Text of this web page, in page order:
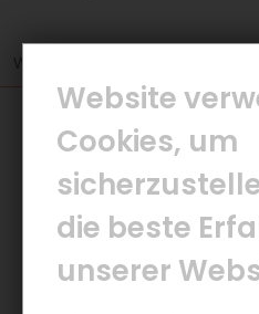
Website
Cookies, um
die beste
unserer